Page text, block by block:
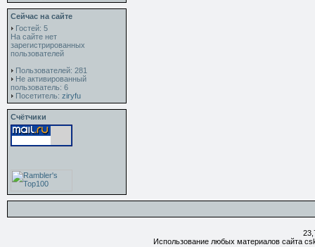
Сейчас на сайте
Гостей: 5
На сайте нет
зарегистрированных
пользователей
Пользователей: 281
Не активированный
пользователь: 6
Посетитель: ziryfu
Счётчики
Использование любых материалов сайта